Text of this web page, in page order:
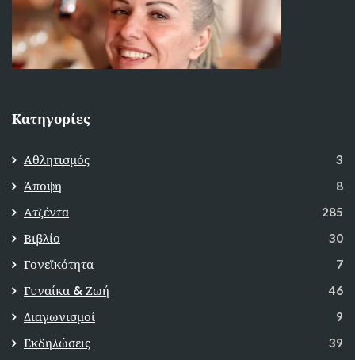
Κατηγορίες
Αθλητισμός 3
Άποψη 8
Ατζέντα 285
Βιβλίο 30
Γονεϊκότητα 7
Γυναίκα & Ζωή 46
Διαγωνισμοί 9
Εκδηλώσεις 39